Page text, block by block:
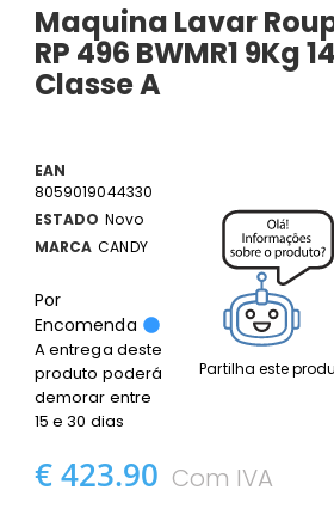
Maquina Lavar
RP 496 BWMR1 9Kg
Classe A
EAN
8059019044330
ESTADO Novo
MARCA CANDY
Por
Encomenda
A entrega deste
produto poderá
demorar entre
15 e 30 dias
Partilha este
€ 423.90 Com IVA